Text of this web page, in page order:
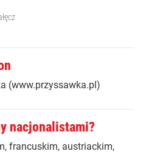
(www.przyssawka.pl)
nacjonalistami?
francuskim, austriackim,